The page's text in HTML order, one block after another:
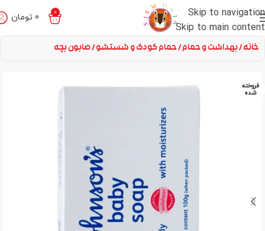
Skip to navigation
Skip to main content
0
0 تومان
خانه بهداشت و حمام حمام کودک و شستشو صابون بچه
فروخته
شده